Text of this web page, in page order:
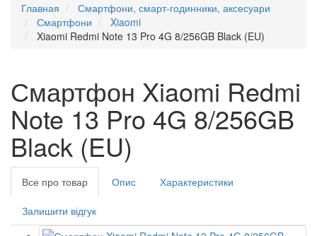
Главная
Смартфони, смарт-годинники, аксесуари
Смартфони
Xiaomi
Xiaomi Redmi Note 13 Pro 4G 8/256GB Black (EU)
Смартфон Xiaomi Redmi
Note 13 Pro 4G 8/256GB
Black (EU)
Все про товар Опис Характеристики
Залишити відгук